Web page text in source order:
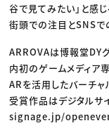
谷で見てみたい」と感
街頭での注目とSNSで
ARROVAは博報堂DY
内初のゲームメディア
ARを活用したバーチャ
受賞作品はデジタル
signage.jp/